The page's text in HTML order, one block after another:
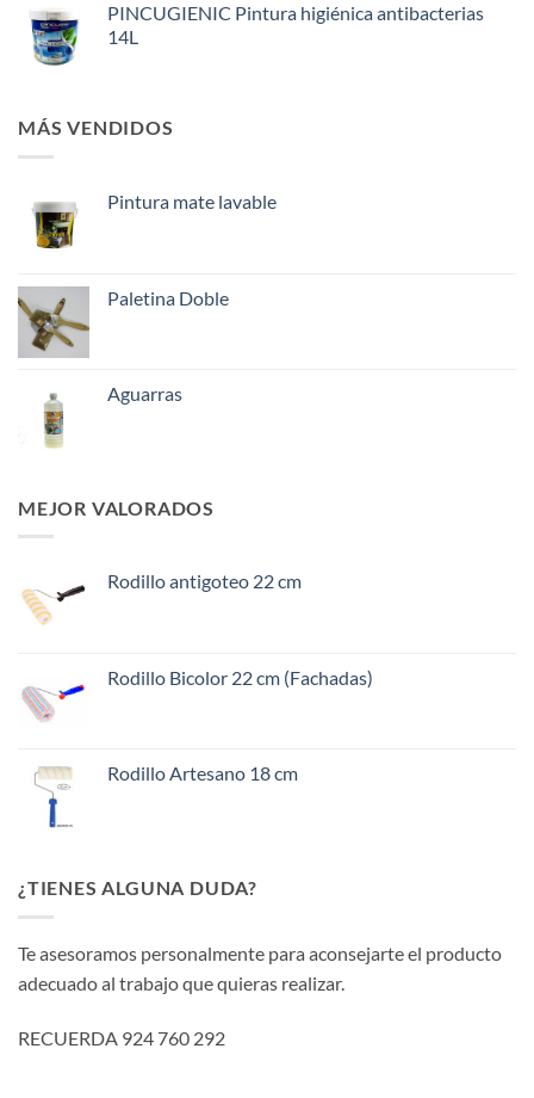
PINCUGIENIC Pintura higiénica antibacterias
14L
MÁS VENDIDOS
Pintura mate lavable
Paletina Doble
Aguarras
MEJOR VALORADOS
Rodillo antigoteo 22 cm
Rodillo Bicolor 22 cm (Fachadas)
Rodillo Artesano 18 cm
¿TIENES ALGUNA DUDA?
Te asesoramos personalmente para aconsejarte el producto
adecuado al trabajo que quieras realizar.
RECUERDA 924 760 292